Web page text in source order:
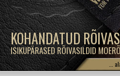
KOHANDATUD
ISIKUPÄRASED RÕIVASILDID
...